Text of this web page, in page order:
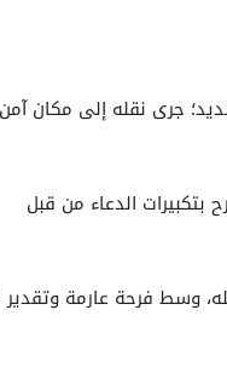
جرى نقله إلى مكان آمن
الدعاء من قبل
وسط فرحة عارمة وتقدير